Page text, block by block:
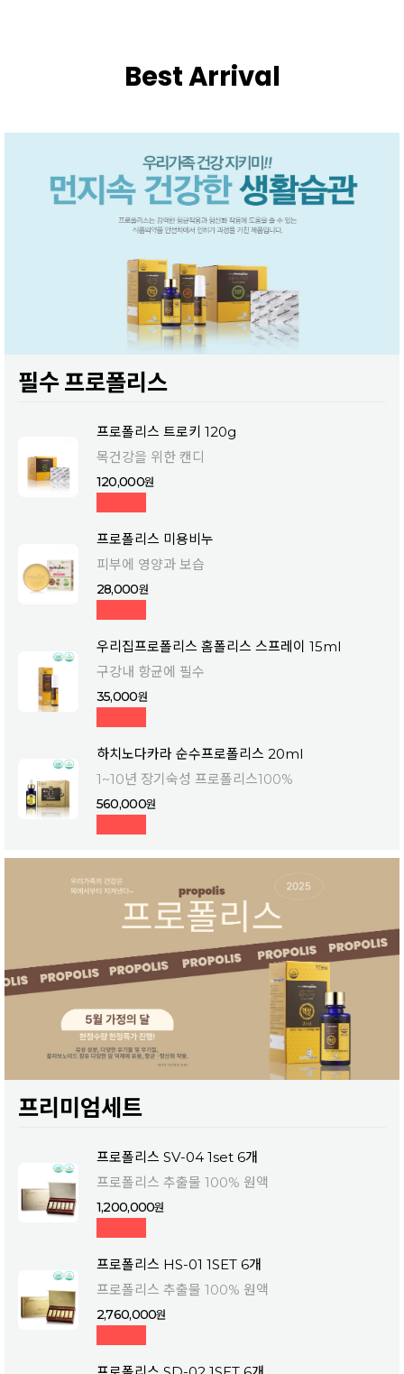
Best Arrival
필수 프로폴리스
프로폴리스 트로키 120g
목건강을 위한 캔디
120,000
프로폴리스 미용비누
피부에 영양과 보습
28,000
우리집프로폴리스 홈폴리스 스프레이 15ml
구강내 항균에 필수
35,000
하치노다카라 순수프로폴리스 20ml
1~10년 장기숙성 프로폴리스100%
560,000
프리미엄세트
프로폴리스 SV-04 1set 6개
프로폴리스 추출물 100% 원액
1,200,000
프로폴리스 HS-01 1SET 6개
프로폴리스 추출물 100% 원액
2,760,000